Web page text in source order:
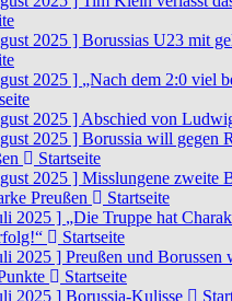
2025 ] Borussias U23 mit
2025 ] „Nach dem 2:0 viel
2025 ] Abschied von
2025 ] Borussia will gegen
Startseite
2025 ] Misslungene zweite
Preußen
Startseite
2025 ] „Die Truppe hat
Startseite
2025 ] Preußen und Borussen
Startseite
2025 ] Borussia-Kulisse